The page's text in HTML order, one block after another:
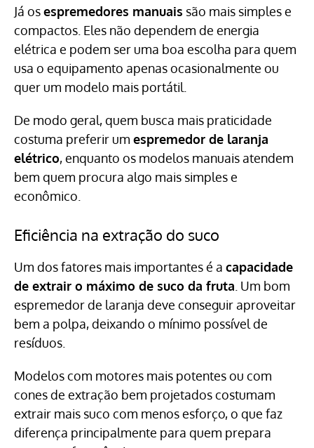
Já osespremedores manuais são mais simples e
compactos. Eles não dependem de energia
elétrica e podem ser uma boa escolha para quem
usa o equipamento apenas ocasionalmente ou
quer um modelo mais portátil.
De modo geral, quem busca mais praticidade
costuma preferir um espremedor de laranja
elétrico, enquanto os modelos manuais atendem
bem quem procura algo mais simples e
econômico.
Eficiência na extração do suco
Um dos fatores mais importantes é a capacidade
de extrair o máximo de suco da fruta . Um bom
espremedor de laranja deve conseguir aproveitar
bem a polpa, deixando o mínimo possível de
resíduos.
Modelos com motores mais potentes ou com
cones de extração bem projetados costumam
extrair mais suco com menos esforço, o que faz
diferença principalmente para quem prepara